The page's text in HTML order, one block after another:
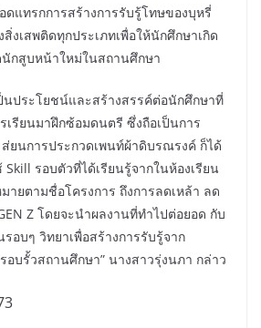
ดแทรกการสร้างการรับรู้โทษของบุหรี่
งเสพติดทุกประเภทเพื่อให้นักศึกษาเกิด
กสูบหน้าใหม่ในสถานศึกษา
นประโยชน์และสร้างสรรค์ต่อนักศึกษาที่
เรียนมาฝึกซ้อมดนตรี ซึ่งถือเป็นการ
ยนการประกวดเพนท์ผ้าดิบรณรงค์ ก็ได้
รอบตัวที่ได้เรียนรู้จากในห้องเรียน
ายตามชื่อโครงการ ถึงการลดเหล้า ลด
Z โดยจะนำผลงานที่ทำไปต่อยอด กับ
อบๆ วิทยาเพื่อสร้างการรับรู้จาก
บรั้วสถานศึกษา” นางสาวรุ่งนภา กล่าว​​​